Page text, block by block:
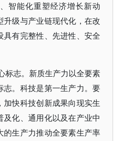
智能化重塑经济增长新动
级与产业链现代化，在改
有完整性、先进性、安全
志。新质生产力以全要素
。科技是第一生产力。要
加快科技创新成果向现实生
化、通用化以及在产业中
的生产力推动全要素生产率